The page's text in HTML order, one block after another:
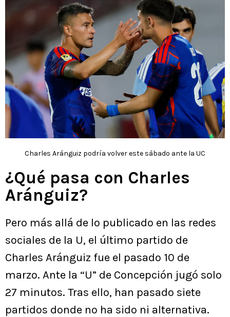
Charles Aránguiz podría volver este sábado ante la UC
¿Qué pasa con Charles
Aránguiz?
Pero más allá de lo publicado en las redes
sociales de la U, el último partido de
Charles Aránguiz fue el pasado 10 de
marzo. Ante la “U” de Concepción jugó solo
27 minutos. Tras ello, han pasado siete
partidos donde no ha sido ni alternativa.